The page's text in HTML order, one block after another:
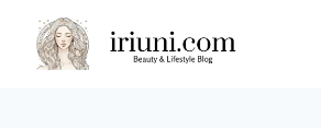
Inhalt
springen